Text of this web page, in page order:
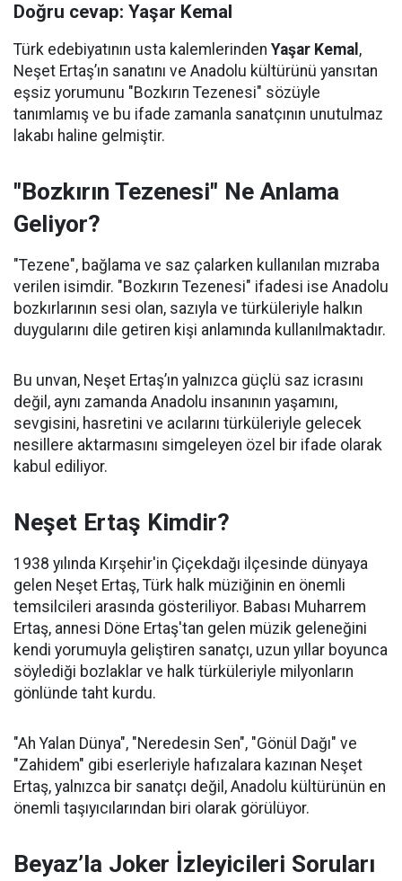
Doğru cevap: Yaşar Kemal
Türk edebiyatının usta kalemlerinden Yaşar Kemal ,
Neşet Ertaş’ın sanatını ve Anadolu kültürünü yansıtan
eşsiz yorumunu "Bozkırın Tezenesi" sözüyle
tanımlamış ve bu ifade zamanla sanatçının unutulmaz
lakabı haline gelmiştir.
"Bozkırın Tezenesi" Ne Anlama
Geliyor?
"Tezene", bağlama ve saz çalarken kullanılan mızraba
verilen isimdir. "Bozkırın Tezenesi" ifadesi ise Anadolu
bozkırlarının sesi olan, sazıyla ve türküleriyle halkın
duygularını dile getiren kişi anlamında kullanılmaktadır.
Bu unvan, Neşet Ertaş’ın yalnızca güçlü saz icrasını
değil, aynı zamanda Anadolu insanının yaşamını,
sevgisini, hasretini ve acılarını türküleriyle gelecek
nesillere aktarmasını simgeleyen özel bir ifade olarak
kabul ediliyor.
Neşet Ertaş Kimdir?
1938 yılında Kırşehir'in Çiçekdağı ilçesinde dünyaya
gelen Neşet Ertaş, Türk halk müziğinin en önemli
temsilcileri arasında gösteriliyor. Babası Muharrem
Ertaş, annesi Döne Ertaş'tan gelen müzik geleneğini
kendi yorumuyla geliştiren sanatçı, uzun yıllar boyunca
söylediği bozlaklar ve halk türküleriyle milyonların
gönlünde taht kurdu.
"Ah Yalan Dünya", "Neredesin Sen", "Gönül Dağı" ve
"Zahidem" gibi eserleriyle hafızalara kazınan Neşet
Ertaş, yalnızca bir sanatçı değil, Anadolu kültürünün en
önemli taşıyıcılarından biri olarak görülüyor.
Beyaz’la Joker İzleyicileri Soruları